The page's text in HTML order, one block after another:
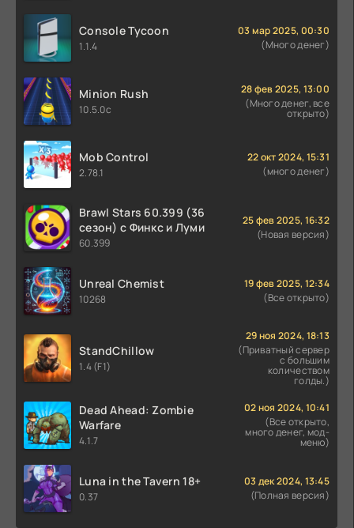
Console Tycoon
1.1.4
03 мар 2025, 00:30
(Много денег)
Minion Rush
10.5.0c
28 фев 2025, 13:00
(Много денег, все
открыто)
Mob Control
2.78.1
22 окт 2024, 15:31
(много денег)
Brawl Stars 60.399 (36
сезон) с Финкс и Луми
60.399
25 фев 2025, 16:32
(Новая версия)
Unreal Chemist
10268
19 фев 2025, 12:34
(Все открыто)
StandChillow
1.4 (F1)
29 ноя 2024, 18:13
(Приватный сервер
с большим
количеством
голды.)
Dead Ahead: Zombie
Warfare
4.1.7
02 ноя 2024, 10:41
(Все открыто,
много денег, мод-
меню)
Luna in the Tavern 18+
0.37
03 дек 2024, 13:45
(Полная версия)